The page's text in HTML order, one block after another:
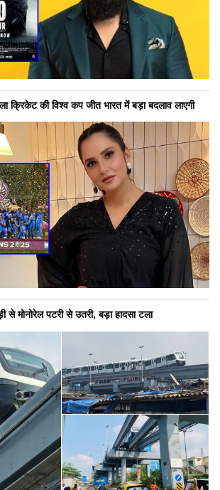
क्रिकेट की विश्व कप जीत भारत में बड़ा बदलाव लाएगी
से मोनोरेल पटरी से उतरी, बड़ा हादसा टला